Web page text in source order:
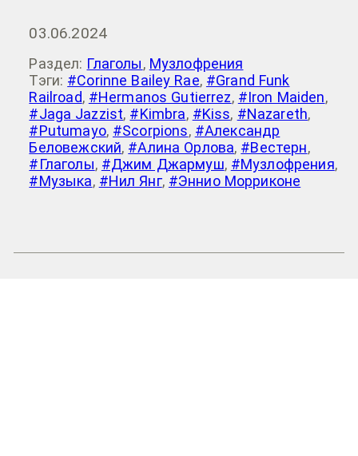
03.06.2024
Раздел: Глаголы, Музлофрения
Тэги: #Corinne Bailey Rae, #Grand Funk
Railroad, #Hermanos Gutierrez, #Iron Maiden,
#Jaga Jazzist, #Kimbra, #Kiss, #Nazareth,
#Putumayo, #Scorpions, #Александр
Беловежский, #Алина Орлова, #Вестерн,
#Глаголы, #Джим Джармуш, #Музлофрения,
#Музыка, #Нил Янг, #Эннио Морриконе